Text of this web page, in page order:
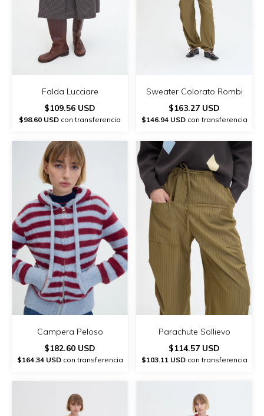
Falda Lucciare
$109.56 USD
$98.60 USD con transferencia
Sweater Colorato Rombi
$163.27 USD
$146.94 USDcon transferencia
Campera Peloso
$182.60 USD
$164.34 USDcon transferencia
Parachute Sollievo
$114.57 USD
$103.11 USDcon transferencia